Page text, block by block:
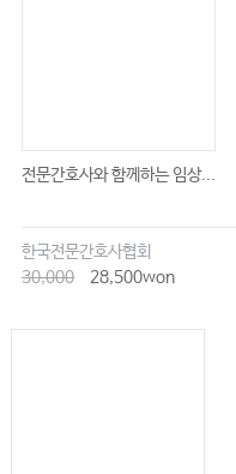
전문간호사와 함께하는 임상...
한국전문간호사협회
30,000
28,500won